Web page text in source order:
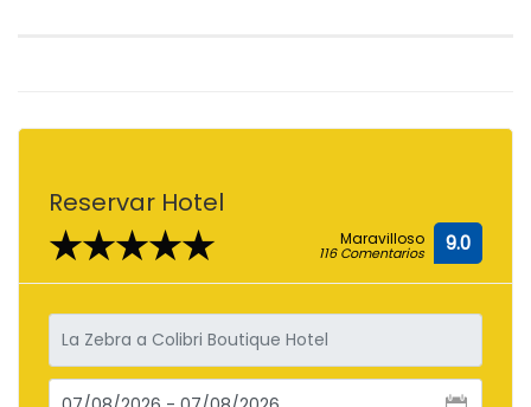
Reservar Hotel
★★★★★ Maravilloso
116 Comentarios 9.0